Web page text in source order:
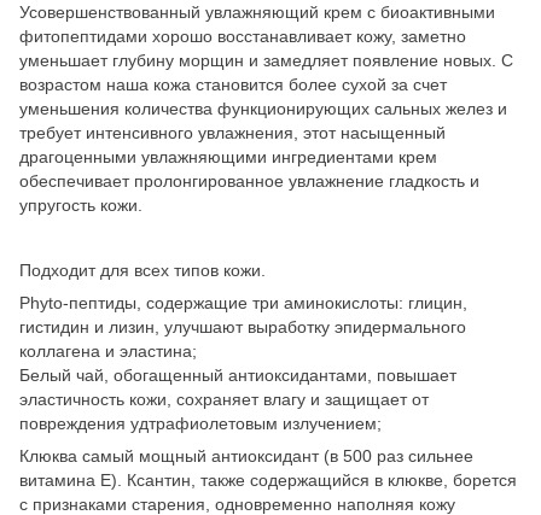
Усовершенствованный увлажняющий крем с биоактивными
фитопептидами хорошо восстанавливает кожу, заметно
уменьшает глубину морщин и замедляет появление новых. С
возрастом наша кожа становится более сухой за счет
уменьшения количества функционирующих сальных желез и
требует интенсивного увлажнения, этот насыщенный
драгоценными увлажняющими ингредиентами крем
обеспечивает пролонгированное увлажнение гладкость и
упругость кожи.
Подходит для всех типов кожи.
Phyto-пептиды, содержащие три аминокислоты: глицин,
гистидин и лизин, улучшают выработку эпидермального
коллагена и эластина;
Белый чай, обогащенный антиоксидантами, повышает
эластичность кожи, сохраняет влагу и защищает от
повреждения удтрафиолетовым излучением;
Клюква самый мощный антиоксидант (в 500 раз сильнее
витамина Е). Ксантин, также содержащийся в клюкве, борется
с признаками старения, одновременно наполняя кожу